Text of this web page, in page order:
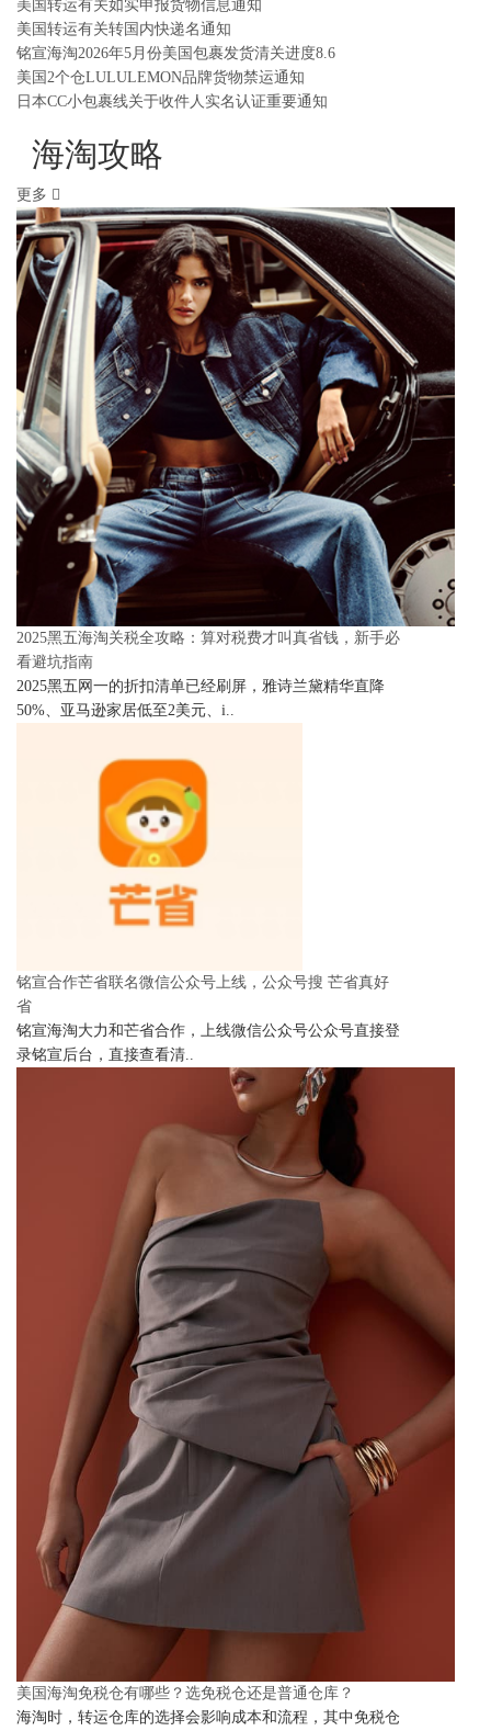
美国转运有关如实申报货物信息通知
美国转运有关转国内快递名通知
铭宣海淘2026年5月份美国包裹发货清关进度8.6
美国2个仓LULULEMON品牌货物禁运通知
日本CC小包裹线关于收件人实名认证重要通知
海淘攻略
更多
2025黑五海淘关税全攻略：算对税费才叫真省钱，新手必
看避坑指南
2025黑五网一的折扣清单已经刷屏，雅诗兰黛精华直降
50%、亚马逊家居低至2美元、i..
铭宣合作芒省联名微信公众号上线，公众号搜 芒省真好
省
铭宣海淘大力和芒省合作，上线微信公众号公众号直接登
录铭宣后台，直接查看清..
美国海淘免税仓有哪些？选免税仓还是普通仓库？
海淘时，转运仓库的选择会影响成本和流程，其中免税仓